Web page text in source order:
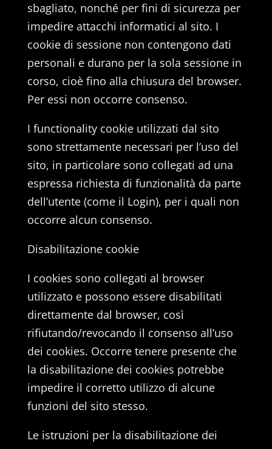
sbagliato, nonché per fini di sicurezza per
impedire attacchi informatici al sito. I
cookie di sessione non contengono dati
personali e durano per la sola sessione in
corso, cioè fino alla chiusura del browser.
Per essi non occorre consenso.
I functionality cookie utilizzati dal sito
sono strettamente necessari per l’uso del
sito, in particolare sono collegati ad una
espressa richiesta di funzionalità da parte
dell’utente (come il Login), per i quali non
occorre alcun consenso.
Disabilitazione cookie
I cookies sono collegati al browser
utilizzato e possono essere disabilitati
direttamente dal browser, così
rifiutando/revocando il consenso all’uso
dei cookies. Occorre tenere presente che
la disabilitazione dei cookies potrebbe
impedire il corretto utilizzo di alcune
funzioni del sito stesso.
Le istruzioni per la disabilitazione dei